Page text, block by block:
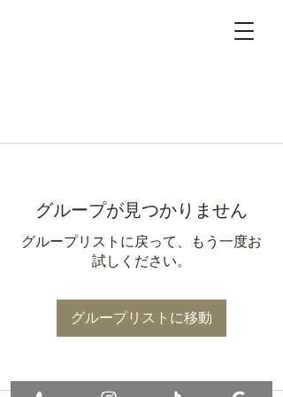
グループが見つかりません
グループリストに戻って、もう一度お
試しください。
グループリストに移動